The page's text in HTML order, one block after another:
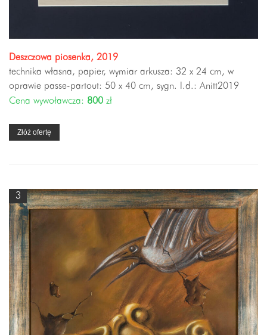
Deszczowa piosenka, 2019
technika własna, papier, wymiar arkusza: 32 x 24 cm, w
oprawie passe-partout: 50 x 40 cm, sygn. l.d.: Anitt2019
Cena wywoławcza: 800 zł
Złóż ofertę
3